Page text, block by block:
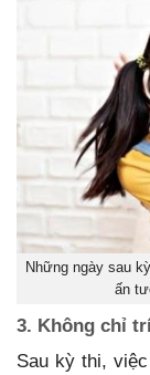
Những ngày sau
ấn
3. Không chỉ
Sau kỳ thi,